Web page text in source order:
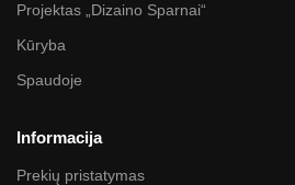
Projektas „Dizaino Sparnai“
Kūryba
Spaudoje
Informacija
Prekių pristatymas